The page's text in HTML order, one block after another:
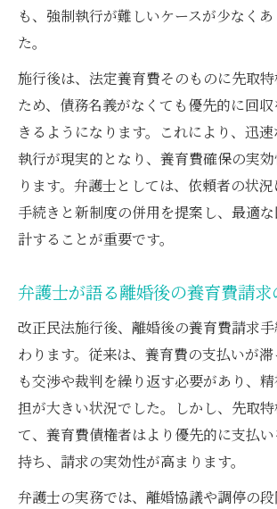
も、強制執行が難しいケースが少なく
た。
施行後は、法定養育費そのものに先取
ため、債務名義がなくても優先的に回
きるようになります。これにより、迅
執行が現実的となり、養育費確保の実
ります。弁護士としては、依頼者の状
手続きと新制度の併用を提案し、最適
計することが重要です。
弁護士が語る離婚後の養育費請
改正民法施行後、離婚後の養育費請求
わります。従来は、養育費の支払いが
も交渉や裁判を繰り返す必要があり、
担が大きい状況でした。しかし、先取
て、養育費債権者はより優先的に支払
持ち、請求の実効性が高まります。
弁護士の実務では、離婚協議や調停の